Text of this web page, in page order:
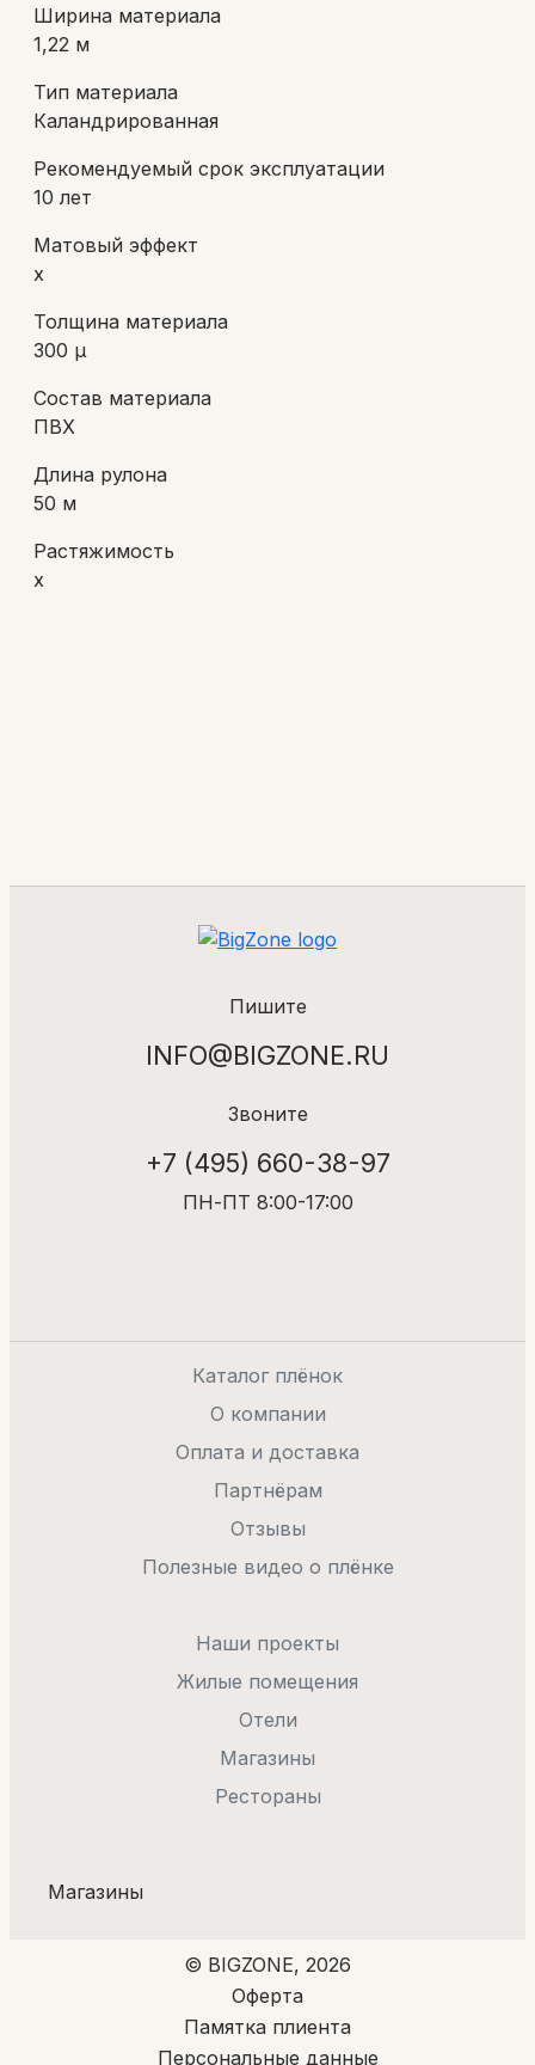
Ширина материала
1,22 м
Тип материала
Каландрированная
Рекомендуемый срок эксплуатации
10 лет
Матовый эффект
х
Толщина материала
300 µ
Состав материала
ПВХ
Длина рулона
50 м
Растяжимость
х
Пишите
INFO@BIGZONE.RU
Звоните
+7 (495) 660-38-97
ПН-ПТ 8:00-17:00
Каталог плёнок
О компании
Оплата и доставка
Партнёрам
Отзывы
Полезные видео о плёнке
Наши проекты
Жилые помещения
Отели
Магазины
Рестораны
Магазины
© BIGZONE, 2026
Оферта
Памятка плиента
Персональные данные